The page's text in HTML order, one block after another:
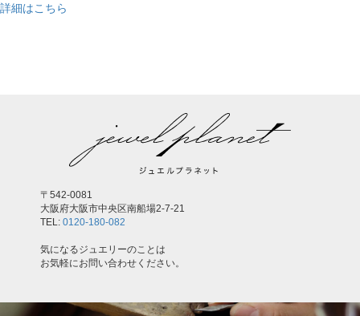
詳細はこちら
〒542-0081
大阪府大阪市中央区南船場2-7-21
TEL: 0120-180-082
気になるジュエリーのことは
お気軽にお問い合わせください。